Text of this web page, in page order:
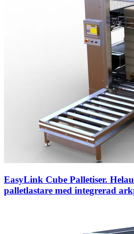
EasyLink Cube Palletiser.
palletlastare med integrerad